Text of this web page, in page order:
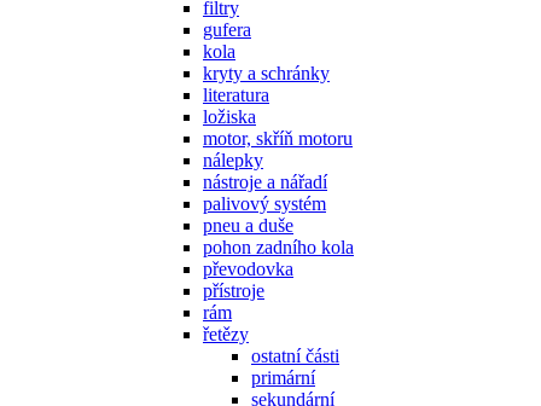
filtry
gufera
kola
kryty a schránky
literatura
ložiska
motor, skříň motoru
nálepky
nástroje a nářadí
palivový systém
pneu a duše
pohon zadního kola
převodovka
přístroje
rám
řetězy
ostatní části
primární
sekundární